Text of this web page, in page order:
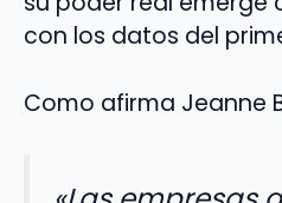
con los datos del
Como afirma Jeanne